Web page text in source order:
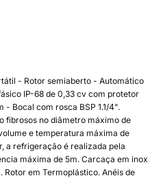
- Rotor semiaberto - Automático
IP-68 de 0,33 cv com protetor
Bocal com rosca BSP 1.1/4".
fibrosos no diâmetro máximo de
e temperatura máxima de
a refrigeração é realizada pela
máxima de 5m. Carcaça em inox
em Termoplástico. Anéis de